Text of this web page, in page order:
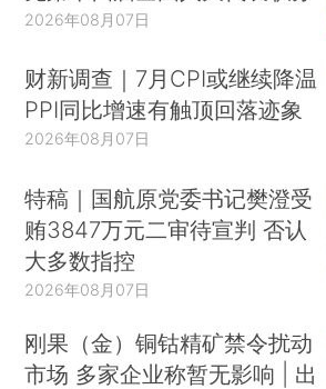
2026年08月07日
财新调查｜7月CPI或继续降温
PPI同比增速有触顶回落迹象
2026年08月07日
特稿｜国航原党委书记樊澄受
贿3847万元二审待宣判 否认
大多数指控
2026年08月07日
刚果（金）铜钴精矿禁令扰动
市场 多家企业称暂无影响 | 出